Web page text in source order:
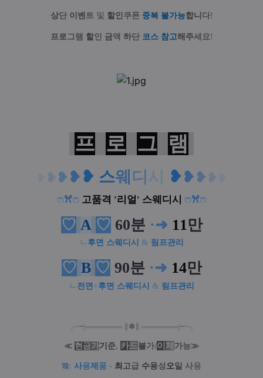
상단 이벤트 및 할인쿠폰 중복 불가능합니 다!
프로그램 할인 금액 하단 코스 참고해주세요!
프 로 그 램
❥ ❥❥ ❥ 스웨 디 시 ❥❥ ❥ ❥
ෆꕮෆ고품격 '리얼' 스웨디시 ෆꕮෆ
♡ A ♡ 60분 ·➜ 11만
ㄴ 후면 스웨디시 & 림프관리
♡ B ♡ 90분 ·➜ 14만
ㄴ 전면 +후면 스웨디시 & 림프관리
╭╼|═══════ ✱ ═══════|╾╮
≪ 현 금가기 준, 카드 불가/이 체 가능≫
ఇ: 사용제 품 - 최 고 급 수용성 오 일 사용